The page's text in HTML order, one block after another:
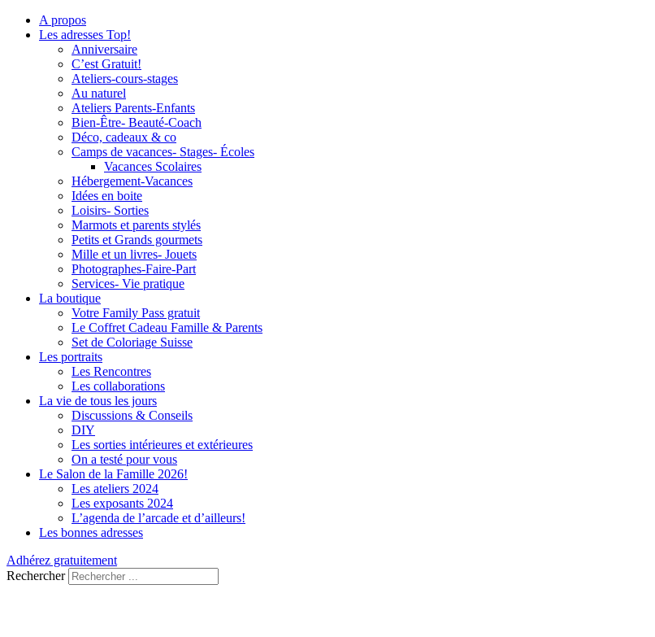
A propos
Les adresses Top!
Anniversaire
C’est Gratuit!
Ateliers-cours-stages
Au naturel
Ateliers Parents-Enfants
Bien-Être- Beauté-Coach
Déco, cadeaux & co
Camps de vacances- Stages- Écoles
Vacances Scolaires
Hébergement-Vacances
Idées en boite
Loisirs- Sorties
Marmots et parents stylés
Petits et Grands gourmets
Mille et un livres- Jouets
Photographes-Faire-Part
Services- Vie pratique
La boutique
Votre Family Pass gratuit
Le Coffret Cadeau Famille & Parents
Set de Coloriage Suisse
Les portraits
Les Rencontres
Les collaborations
La vie de tous les jours
Discussions & Conseils
DIY
Les sorties intérieures et extérieures
On a testé pour vous
Le Salon de la Famille 2026!
Les ateliers 2024
Les exposants 2024
L’agenda de l’arcade et d’ailleurs!
Les bonnes adresses
Adhérez gratuitement
Rechercher